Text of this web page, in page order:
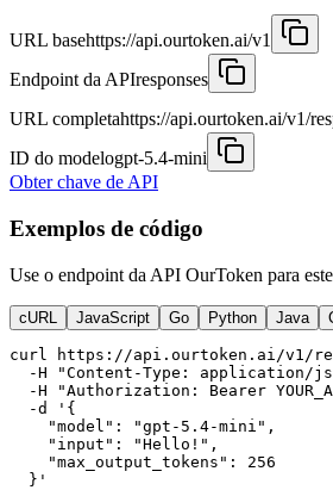
URL basehttps://api.ourtoken.ai/v1
Endpoint da APIresponses
URL completahttps://api.ourtoken.ai/v1/
ID do modelogpt-5.4-mini
Obter chave de API
Exemplos de código
Use o endpoint da API OurToken para
cURL JavaScript Go Python Java
curl https://api.ourtoken.ai/v1/
-H "Content-Type: application/
-H "Authorization: Bearer
  -d '{
    "model": "gpt-5.4-mini",
    "input": "Hello!",
    "max_output_tokens": 256
  }'